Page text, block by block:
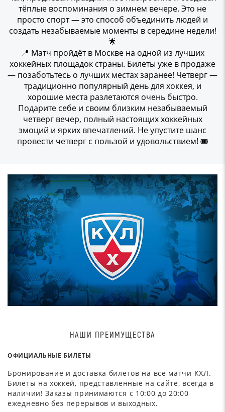
тёплые воспоминания о зимнем вечере. Это не
просто спорт — это способ объединить людей и
создать незабываемые моменты в середине недели!
🌟
📍 Матч пройдёт в Москве на одной из лучших
хоккейных площадок страны. Билеты уже в продаже
— позаботьтесь о лучших местах заранее! Четверг —
традиционно популярный день для хоккея, и
хорошие места разлетаются очень быстро.
Подарите себе и своим близким незабываемый
четверг вечер, полный настоящих хоккейных
эмоций и ярких впечатлений. Не упустите шанс
провести четверг с пользой и удовольствием! 🎟️
НАШИ ПРЕИМУЩЕСТВА
ОФИЦИАЛЬНЫЕ БИЛЕТЫ
Бронирование и доставка билетов на все матчи КХЛ.
Билеты на хоккей, представленные на сайте, всегда в
наличии! Заказы принимаются с 10:00 до 20:00
ежедневно без перерывов и выходных.